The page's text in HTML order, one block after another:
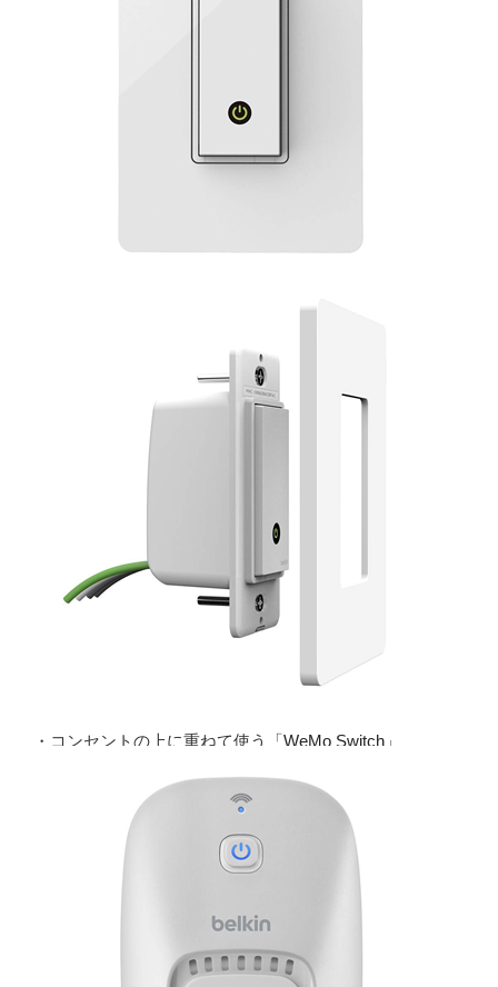
・コンセントの上に重ねて使う「WeMo Switch 」